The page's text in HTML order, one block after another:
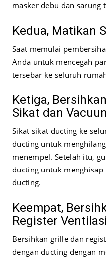
masker debu dan sarung
Kedua, Matikan
Saat memulai
Anda untuk mencegah
tersebar ke seluruh
Ketiga,
Sikat dan
Sikat sikat ducting ke
ducting untuk
menempel. Setelah itu,
ducting untuk
ducting.
Keempat,
Register Ventilasi
Bersihkan grille dan
dengan ducting dengan